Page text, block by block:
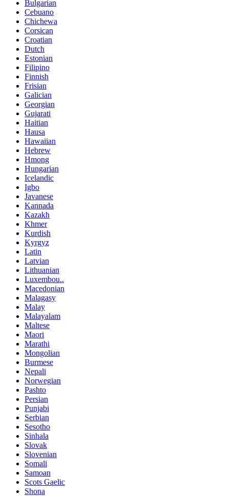
Bulgarian
Cebuano
Chichewa
Corsican
Croatian
Dutch
Estonian
Filipino
Finnish
Frisian
Galician
Georgian
Gujarati
Haitian
Hausa
Hawaiian
Hebrew
Hmong
Hungarian
Icelandic
Igbo
Javanese
Kannada
Kazakh
Khmer
Kurdish
Kyrgyz
Latin
Latvian
Lithuanian
Luxembou..
Macedonian
Malagasy
Malay
Malayalam
Maltese
Maori
Marathi
Mongolian
Burmese
Nepali
Norwegian
Pashto
Persian
Punjabi
Serbian
Sesotho
Sinhala
Slovak
Slovenian
Somali
Samoan
Scots Gaelic
Shona